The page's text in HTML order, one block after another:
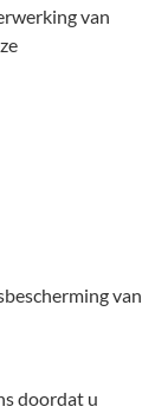
van
van
doordat u